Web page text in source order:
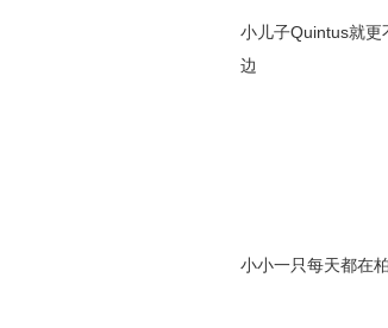
小儿子Quintus就更
边
小小一只每天都在